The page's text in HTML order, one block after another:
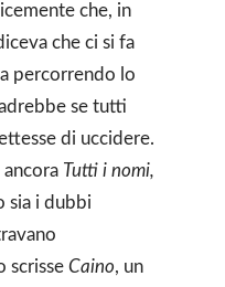
che, in
che ci si fa
percorrendo lo
se tutti
di uccidere.
ancora Tutti i nomi,
sia i dubbi
scrisse Caino, un